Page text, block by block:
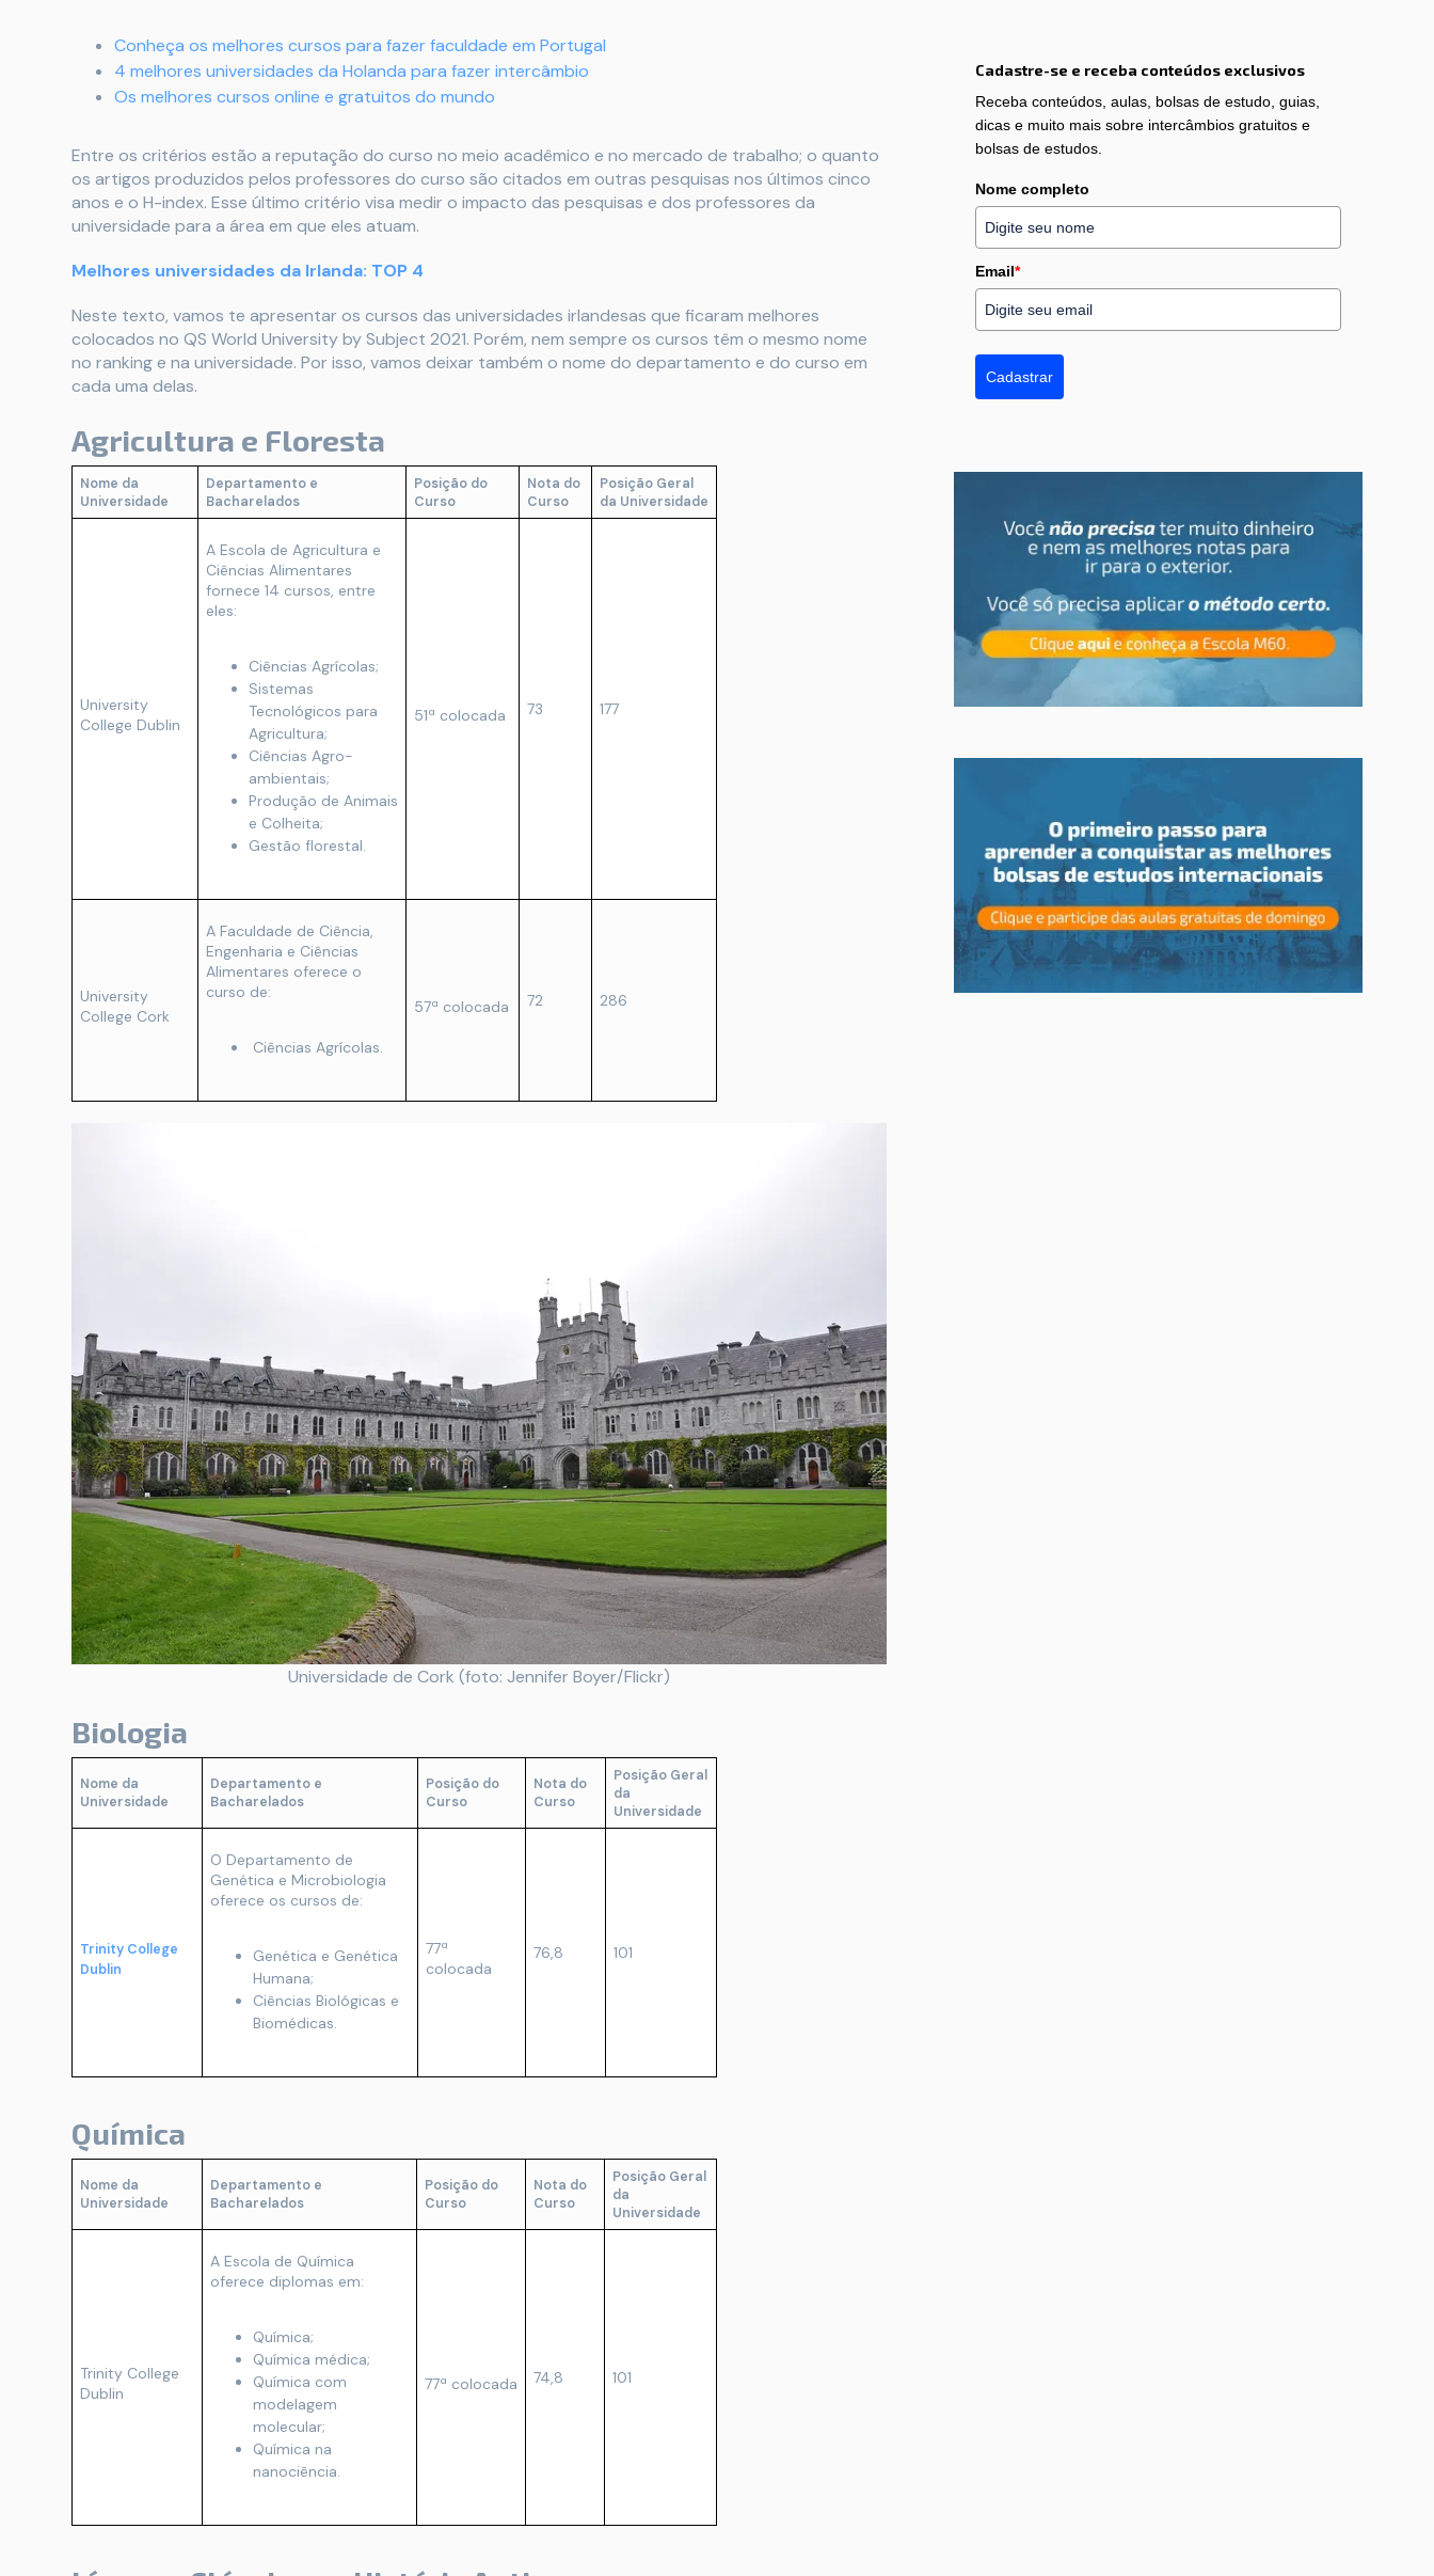
Conheça os melhores cursos para fazer faculdade em Portugal
4 melhores universidades da Holanda para fazer intercâmbio
Os melhores cursos online e gratuitos do mundo
Entre os critérios estão a reputação do curso no meio acadêmico e no mercado de trabalho; o quanto
os artigos produzidos pelos professores do curso são citados em outras pesquisas nos últimos cinco
anos e o H-index. Esse último critério visa medir o impacto das pesquisas e dos professores da
universidade para a área em que eles atuam.
Melhores universidades da Irlanda: TOP 4
Neste texto, vamos te apresentar os cursos das universidades irlandesas que ficaram melhores
colocados no QS World University by Subject 2021. Porém, nem sempre os cursos têm o mesmo nome
no ranking e na universidade. Por isso, vamos deixar também o nome do departamento e do curso em
cada uma delas.
Agricultura e Floresta
Nome da
Universidade
Departamento e
Bacharelados
Posição do
Curso
Nota do
Curso
Posição Geral
da Universidade
University
College Dublin
A Escola de Agricultura e
Ciências Alimentares
fornece 14 cursos, entre
eles:
Ciências Agrícolas;
Sistemas
Tecnológicos para
Agricultura;
Ciências Agro-
ambientais;
Produção de Animais
e Colheita;
Gestão florestal.
51ª colocada 73 177
University
College Cork
A Faculdade de Ciência,
Engenharia e Ciências
Alimentares oferece o
curso de:
Ciências Agrícolas.
57ª colocada 72 286
Universidade de Cork (foto: Jennifer Boyer/Flickr)
Biologia
Nome da
Universidade
Departamento e
Bacharelados
Posição do
Curso
Nota do
Curso
Posição Geral
da
Universidade
Trinity College
Dublin
O Departamento de
Genética e Microbiologia
oferece os cursos de:
Genética e Genética
Humana;
Ciências Biológicas e
Biomédicas.
77ª
colocada
76,8 101
Química
Nome da
Universidade
Departamento e
Bacharelados
Posição do
Curso
Nota do
Curso
Posição Geral
da
Universidade
Trinity College
Dublin
A Escola de Química
oferece diplomas em:
Química;
Química médica;
Química com
modelagem
molecular;
Química na
nanociência.
77ª colocada 74,8 101
Cadastre-se e receba conteúdos exclusivos
Receba conteúdos, aulas, bolsas de estudo, guias,
dicas e muito mais sobre intercâmbios gratuitos e
bolsas de estudos.
Nome completo
Email*
Cadastrar